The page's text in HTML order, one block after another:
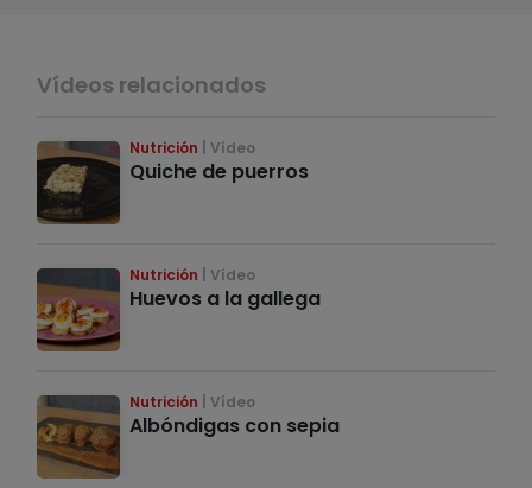
Vídeos relacionados
Nutrición Vídeo
Quiche de puerros
Nutrición Vídeo
Huevos a la gallega
Nutrición Vídeo
Albóndigas con sepia